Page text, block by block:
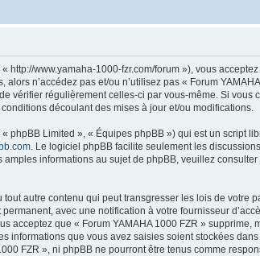
http://www.yamaha-1000-fzr.com/forum »), vous
n’accédez pas et/ou n’utilisez pas « Forum
vérifier régulièrement celles-ci par vous-même. Si vous
découlant des mises à jour et/ou modifications.
phpBB Limited », « Équipes phpBB ») qui est un script
. Le logiciel phpBB facilite seulement les
informations au sujet de phpBB, veuillez consulter
autre contenu qui peut transgresser les lois de votre
avec une notification à votre fournisseur
acceptez que « Forum YAMAHA 1000 FZR » supprime,
informations que vous avez saisies soient stockées
FZR », ni phpBB ne pourront être tenus comme